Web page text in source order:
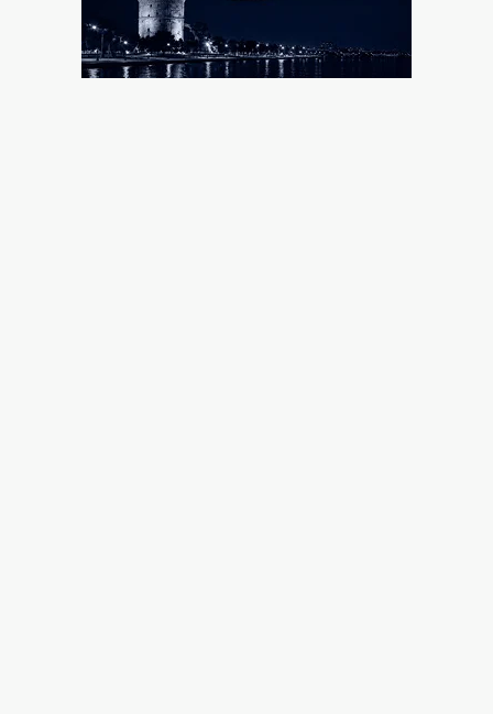
Προκαλεί ο Αδωνις: «Θα καταγράφω τους πάντες…»
8|08|2026 | 14:30
Επιμένει το ΠΑΣΟΚ για τα «σπιτάκια ανακύκλωσης»